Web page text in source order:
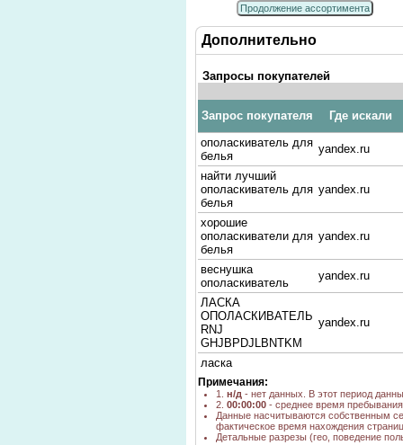
Продолжение ассортимента
Дополнительно
Запросы покупателей
Запрос покупателя
Где искали
ополаскиватель для
белья
yandex.ru
найти лучший
ополаскиватель для
белья
yandex.ru
хорошие
ополаскиватели для
белья
yandex.ru
веснушка
ополаскиватель
yandex.ru
ЛАСКА
ОПОЛАСКИВАТЕЛЬ
RNJ
GHJBPDJLBNTKM
yandex.ru
ласка
ополаскиватель для
белья
работа для
оптовика бытовая
химия самара
yandex.ru
Примечания:
1. н/д - нет данных. В этот период
2. 00:00:00 - среднее время
Данные насчитываются собственным
фактическое время нахождения
Детальные разрезы (гео, поведение